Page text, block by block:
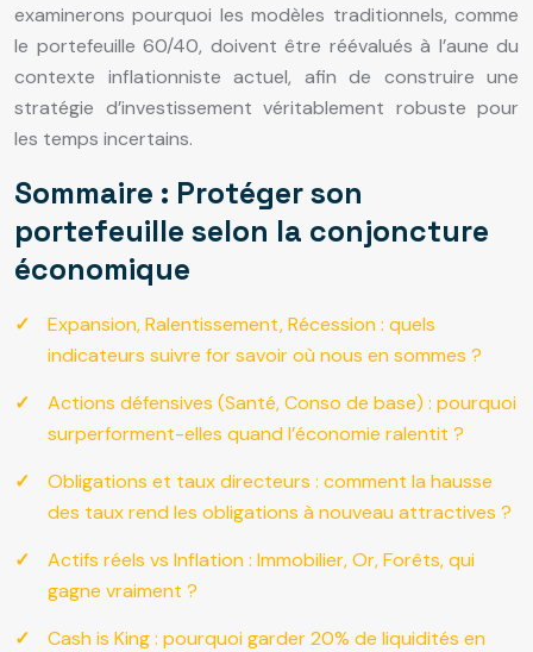
examinerons pourquoi les modèles traditionnels, comme
le portefeuille 60/40, doivent être réévalués à l’aune du
contexte inflationniste actuel, afin de construire une
stratégie d’investissement véritablement robuste pour
les temps incertains.
Sommaire : Protéger son
portefeuille selon la conjoncture
économique
Expansion, Ralentissement, Récession : quels
indicateurs suivre for savoir où nous en sommes ?
Actions défensives (Santé, Conso de base) : pourquoi
surperforment-elles quand l’économie ralentit ?
Obligations et taux directeurs : comment la hausse
des taux rend les obligations à nouveau attractives ?
Actifs réels vs Inflation : Immobilier, Or, Forêts, qui
gagne vraiment ?
Cash is King : pourquoi garder 20% de liquidités en